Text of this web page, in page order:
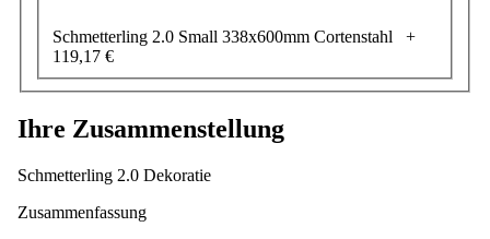
Schmetterling 2.0 Small 338x600mm Cortenstahl
+
119,17 €
Ihre Zusammenstellung
Schmetterling 2.0 Dekoratie
Zusammenfassung